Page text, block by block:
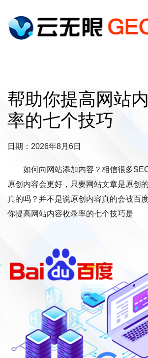
帮助你提高网站
率的七个技巧
日期：2026年8月6日
如何向网站添加内容？相信很多
原创内容会更好，只要网站文章是原创
真的吗？并不是说原创内容真的会被百
你提高网站内容收录率的七个技巧是